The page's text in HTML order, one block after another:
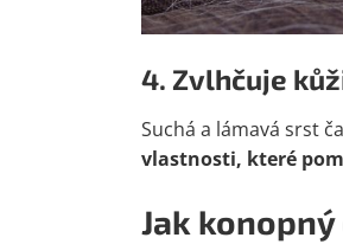
4. Zvlhčuje
Suchá a lámavá srst
vlastnosti, které
Jak